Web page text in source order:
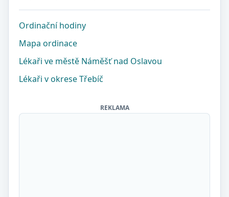
Ordinační hodiny
Mapa ordinace
Lékaři ve městě Náměšť nad Oslavou
Lékaři v okrese Třebíč
REKLAMA